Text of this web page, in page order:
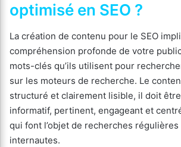
optimisé en SEO ?
La création de contenu pour le SEO
compréhension profonde de votre
mots-clés qu’ils utilisent pour
sur les moteurs de recherche. Le
structuré et clairement lisible, il doit
informatif, pertinent, engageant et
qui font l’objet de recherches régulières
internautes.